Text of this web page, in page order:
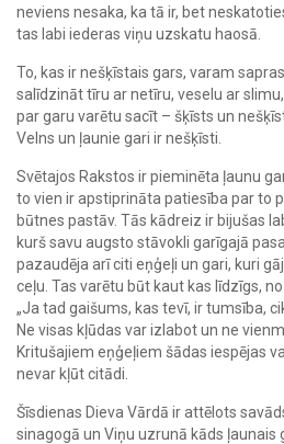
neviens nesaka, ka tā ir, bet
tas labi iederas viņu uzskatu haosā.
To, kas ir nešķīstais gars, varam
salīdzināt tīru ar netīru, veselu ar
par garu varētu sacīt – šķīsts un
Velns un ļaunie gari ir nešķīsti.
Svētajos Rakstos ir pieminēta ļaunu
to vien ir apstiprināta patiesība par to
būtnes pastāv. Tās kādreiz ir bijušas
kurš savu augsto stāvokli garīgajā
pazaudēja arī citi eņģeļi un gari, kuri
ceļu. Tas varētu būt kaut kas līdzīgs,
„Ja tad gaišums, kas tevī, ir tumsība,
Ne visas kļūdas var izlabot un ne
Kritušajiem eņģeļiem šādas iespējas
nevar kļūt citādi.
Šīsdienas Dieva Vārdā ir attēlots
sinagogā un Viņu uzrunā kāds ļaunais